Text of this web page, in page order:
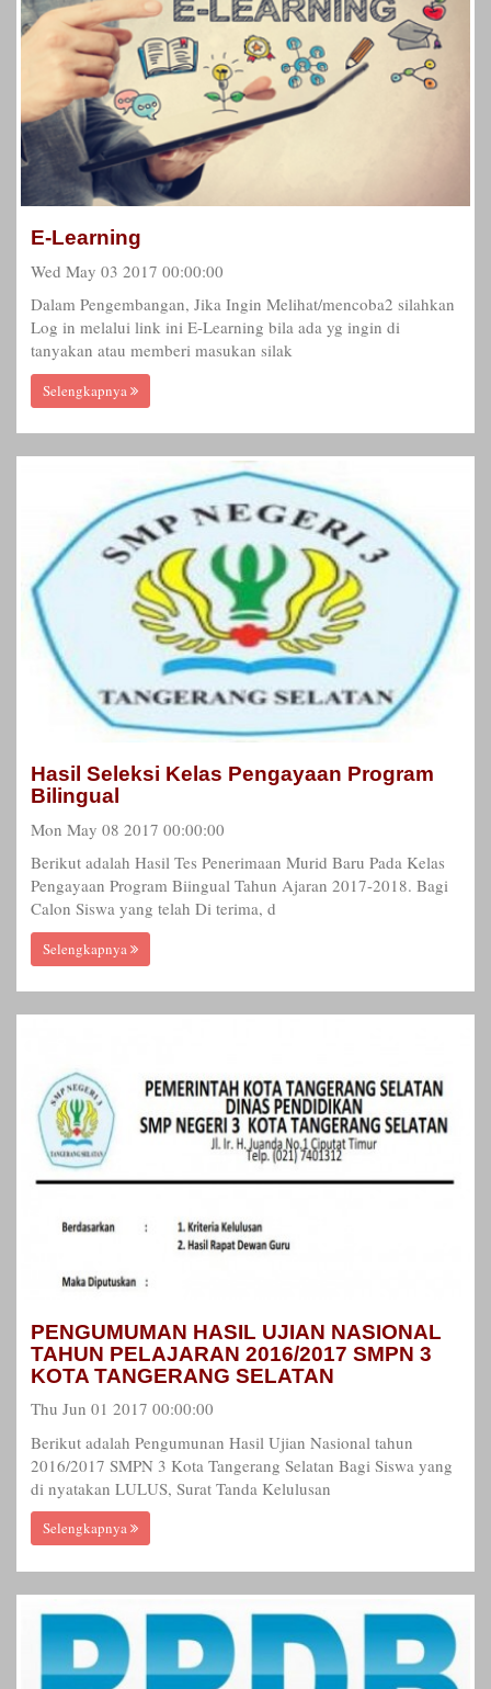
E-Learning
Wed May 03 2017 00:00:00
Dalam Pengembangan, Jika Ingin Melihat/mencoba2 silahkan
Log in melalui link ini E-Learning bila ada yg ingin di
tanyakan atau memberi masukan silak
Selengkapnya
Hasil Seleksi Kelas Pengayaan Program
Bilingual
Mon May 08 2017 00:00:00
Berikut adalah Hasil Tes Penerimaan Murid Baru Pada Kelas
Pengayaan Program Biingual Tahun Ajaran 2017-2018. Bagi
Calon Siswa yang telah Di terima, d
Selengkapnya
PENGUMUMAN HASIL UJIAN NASIONAL
TAHUN PELAJARAN 2016/2017 SMPN 3
KOTA TANGERANG SELATAN
Thu Jun 01 2017 00:00:00
Berikut adalah Pengumunan Hasil Ujian Nasional tahun
2016/2017 SMPN 3 Kota Tangerang Selatan Bagi Siswa yang
di nyatakan LULUS, Surat Tanda Kelulusan
Selengkapnya